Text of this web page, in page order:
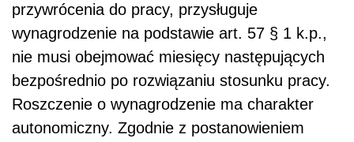
przywrócenia do pracy, przysługuje
wynagrodzenie na podstawie art. 57 § 1 k.p.,
nie musi obejmować miesięcy następujących
bezpośrednio po rozwiązaniu stosunku pracy.
Roszczenie o wynagrodzenie ma charakter
autonomiczny. Zgodnie z postanowieniem